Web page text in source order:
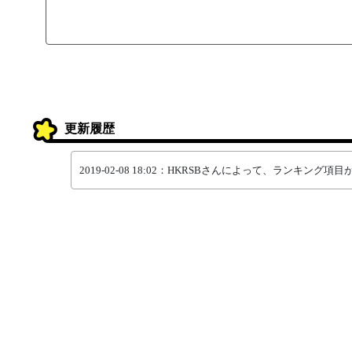
更新履歴
2019-02-08 18:02：HKRSBさんによって、ランキング項目